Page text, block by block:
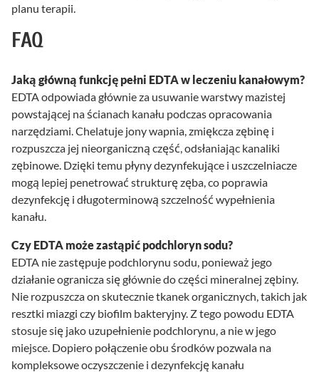
planu terapii.
FAQ
Jaką główną funkcję pełni EDTA w leczeniu kanałowym?
EDTA odpowiada głównie za usuwanie warstwy mazistej
powstającej na ścianach kanału podczas opracowania
narzędziami. Chelatuje jony wapnia, zmiękcza zębinę i
rozpuszcza jej nieorganiczną część, odsłaniając kanaliki
zębinowe. Dzięki temu płyny dezynfekujące i uszczelniacze
mogą lepiej penetrować strukturę zęba, co poprawia
dezynfekcję i długoterminową szczelność wypełnienia
kanału.
Czy EDTA może zastąpić podchloryn sodu?
EDTA nie zastępuje podchlorynu sodu, ponieważ jego
działanie ogranicza się głównie do części mineralnej zębiny.
Nie rozpuszcza on skutecznie tkanek organicznych, takich jak
resztki miazgi czy biofilm bakteryjny. Z tego powodu EDTA
stosuje się jako uzupełnienie podchlorynu, a nie w jego
miejsce. Dopiero połączenie obu środków pozwala na
kompleksowe oczyszczenie i dezynfekcję kanału